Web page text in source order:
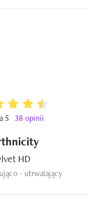
5 38 opinii
- utrwalający